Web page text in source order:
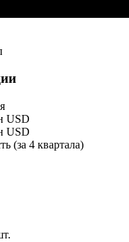
USD
USD
(за 4 квартала)